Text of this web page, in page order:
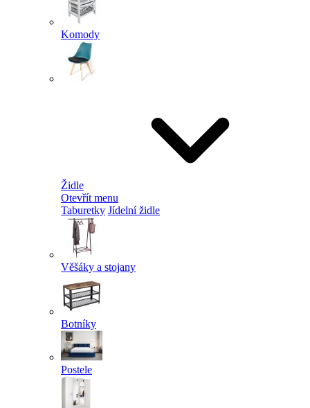
Komody
Židle
Otevřít menu
Taburetky Jídelní židle
Věšáky a stojany
Botníky
Postele